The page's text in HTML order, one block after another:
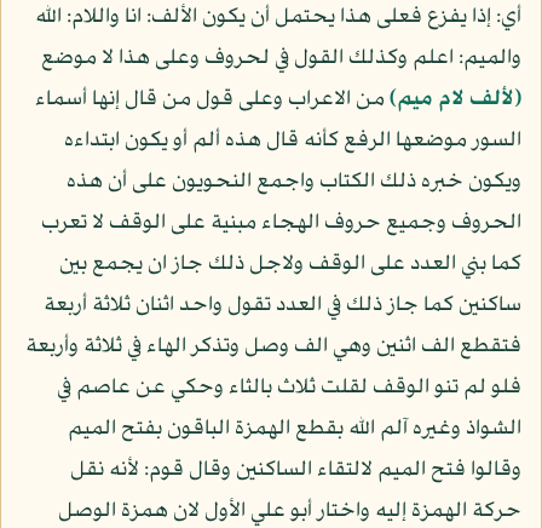
أي: إذا يفزع فعلى هذا يحتمل أن يكون الألف: انا واللام: الله
والميم: اعلم وكذلك القول في لحروف وعلى هذا لا موضع
(لألف لام ميم)من الاعراب وعلى قول من قال إنها أسماء
السور موضعها الرفع كأنه قال هذه ألم أو يكون ابتداءه
ويكون خبره ذلك الكتاب واجمع النحويون على أن هذه
الحروف وجميع حروف الهجاء مبنية على الوقف لا تعرب
كما بني العدد على الوقف ولاجل ذلك جاز ان يجمع بين
ساكنين كما جاز ذلك في العدد تقول واحد اثنان ثلاثة أربعة
فتقطع الف اثنين وهي الف وصل وتذكر الهاء في ثلاثة وأربعة
فلو لم تنو الوقف لقلت ثلاث بالثاء وحكي عن عاصم في
الشواذ وغيره آلم الله بقطع الهمزة الباقون بفتح الميم
وقالوا فتح الميم لالتقاء الساكنين وقال قوم: لأنه نقل
حركة الهمزة إليه واختار أبو علي الأول لان همزة الوصل